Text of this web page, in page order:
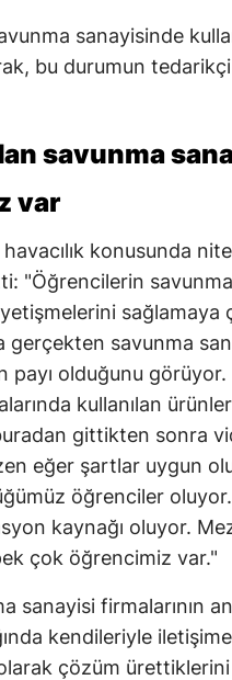
sanayisinde
bu durumun
savunma
var
konusunda
"Öğrencilerin
sağlamaya
savunma
payı olduğunu
kullanılan
gittikten sonra
eğer şartlar uygun
öğrenciler
kaynağı oluyor.
çok öğrencimiz var."
sanayisi firmalarının
kendileriyle
çözüm ürettiklerini